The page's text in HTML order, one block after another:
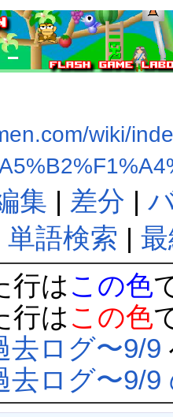
wiki/
集 | 差分 |
単語検索 |
行は この色
行は この色
去ログ〜9/9
去ログ〜9/9